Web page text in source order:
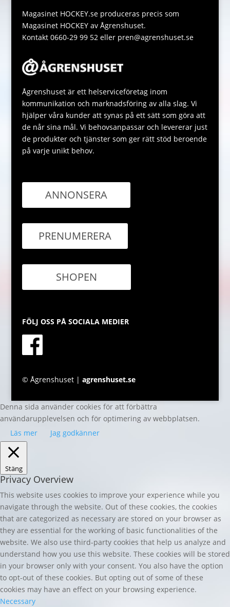
Magasinet HOCKEY.se produceras precis som
Magasinet HOCKEY av Ågrenshuset.
Kontakt 0660-29 99 52 eller pren@agrenshuset.se
Ågrenshuset är ett helserviceföretag inom
kommunikation och marknadsföring av alla slag. Vi
hjälper våra kunder att synas på ett sätt som göra att
de når sina mål. Vi behovsanpassar och levererar just
de produkter och tjänster som ger rätt stöd beroende
på varje unikt behov.
ANNONSERA
PRENUMERERA
SHOPEN
FÖLJ OSS PÅ SOCIALA MEDIER
© Ågrenshuset | agrenshuset.se
Denna sida använder cookies för att förbättra
användarupplevelsen och för optimering av webbplatsen.
Läs mer
Jag godkänner
Stäng
Privacy Overview
This website uses cookies to improve your experience while you
navigate through the website. Out of these cookies, the cookies
that are categorized as necessary are stored on your browser as
they are essential for the working of basic functionalities of the
website. We also use third-party cookies that help us analyze and
understand how you use this website. These cookies will be stored
in your browser only with your consent. You also have the option
to opt-out of these cookies. But opting out of some of these
cookies may have an effect on your browsing experience.
Necessary